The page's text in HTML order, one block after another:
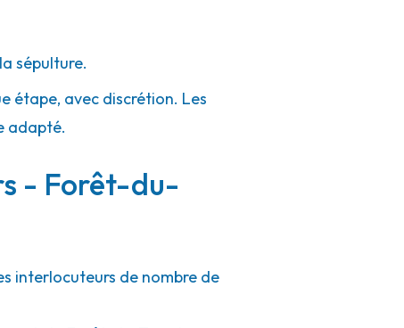
sépulture.
étape, avec discrétion. Les
adapté.
- Forêt-du-
interlocuteurs de nombre de